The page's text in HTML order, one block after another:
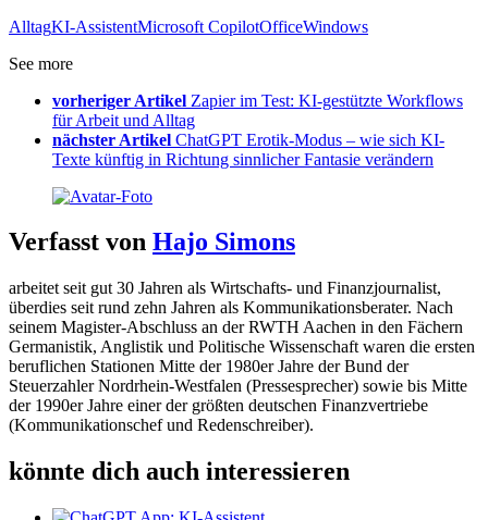
AlltagKI-AssistentMicrosoft CopilotOfficeWindows
See more
vorheriger Artikel Zapier im Test: KI-gestützte Workflows
für Arbeit und Alltag
nächster Artikel ChatGPT Erotik-Modus – wie sich KI-
Texte künftig in Richtung sinnlicher Fantasie verändern
Verfasst von Hajo Simons
arbeitet seit gut 30 Jahren als Wirtschafts- und Finanzjournalist,
überdies seit rund zehn Jahren als Kommunikationsberater. Nach
seinem Magister-Abschluss an der RWTH Aachen in den Fächern
Germanistik, Anglistik und Politische Wissenschaft waren die ersten
beruflichen Stationen Mitte der 1980er Jahre der Bund der
Steuerzahler Nordrhein-Westfalen (Pressesprecher) sowie bis Mitte
der 1990er Jahre einer der größten deutschen Finanzvertriebe
(Kommunikationschef und Redenschreiber).
könnte dich auch interessieren